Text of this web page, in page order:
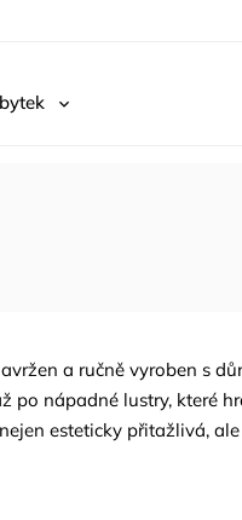
a ručně vyroben s
po nápadné lustry, které
esteticky přitažlivá,